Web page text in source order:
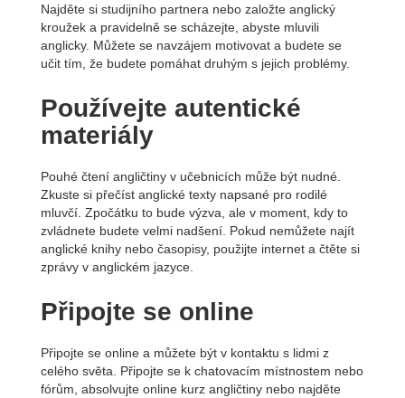
Najděte si studijního partnera nebo založte anglický
kroužek a pravidelně se scházejte, abyste mluvili
anglicky. Můžete se navzájem motivovat a budete se
učit tím, že budete pomáhat druhým s jejich problémy.
Používejte autentické
materiály
Pouhé čtení angličtiny v učebnicích může být nudné.
Zkuste si přečíst anglické texty napsané pro rodilé
mluvčí. Zpočátku to bude výzva, ale v moment, kdy to
zvládnete budete velmi nadšení. Pokud nemůžete najít
anglické knihy nebo časopisy, použijte internet a čtěte si
zprávy v anglickém jazyce.
Připojte se online
Připojte se online a můžete být v kontaktu s lidmi z
celého světa. Připojte se k chatovacím místnostem nebo
fórům, absolvujte online kurz angličtiny nebo najděte